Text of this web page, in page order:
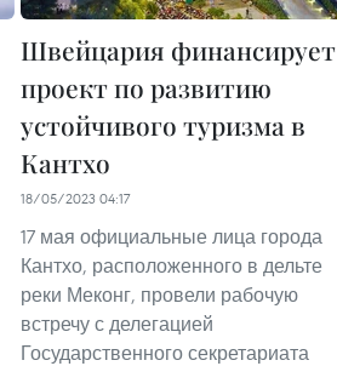
Швейцария финансирует
проект по развитию
устойчивого туризма в
Кантхо
18/05/2023 04:17
17 мая официальные лица города
Кантхо, расположенного в дельте
реки Меконг, провели рабочую
встречу с делегацией
Государственного секретариата